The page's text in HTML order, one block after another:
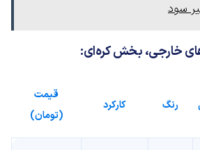
سود
خارجی، بخش کره‌ای:
رنگ کارکرد
قیمت
(تومان)